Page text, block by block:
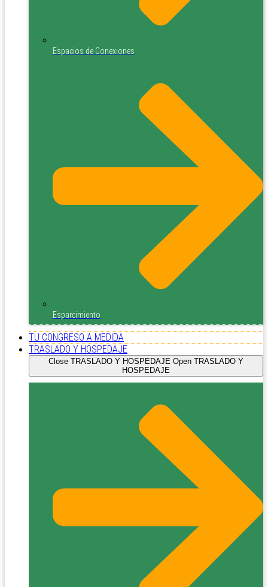
Espacios de Conexiones
Esparcimiento
TU CONGRESO A MEDIDA
TRASLADO Y HOSPEDAJE
Close TRASLADO Y HOSPEDAJE Open TRASLADO Y
HOSPEDAJE